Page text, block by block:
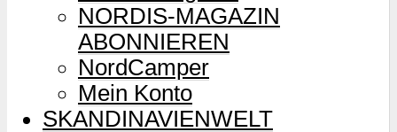
NORDIS-MAGAZIN
ABONNIEREN
NordCamper
Mein Konto
SKANDINAVIENWELT